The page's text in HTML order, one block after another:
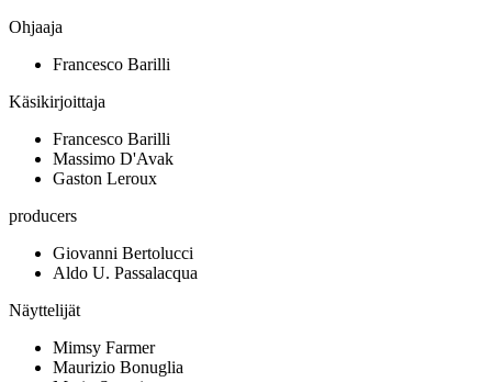
Ohjaaja
Francesco Barilli
Käsikirjoittaja
Francesco Barilli
Massimo D'Avak
Gaston Leroux
producers
Giovanni Bertolucci
Aldo U. Passalacqua
Näyttelijät
Mimsy Farmer
Maurizio Bonuglia